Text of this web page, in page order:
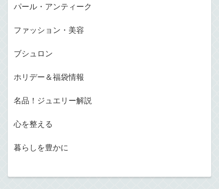
パール・アンティーク
ファッション・美容
ブシュロン
ホリデー＆福袋情報
名品！ジュエリー解説
心を整える
暮らしを豊かに